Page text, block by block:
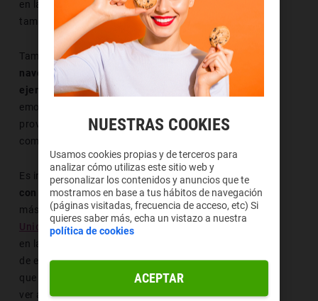
en la que lo vemos. Además, el S.O. que tengamos
también repercute en esto.
Tampoco pasa desapercibido el hecho de que
navegador y nuestro sistema operativo también
ejercen su influencia
, todo esto sin olvidar que este
emoticono está codificado en Unicode y ese aspecto
provoca que pueda ser identificado por las
computadoras.
Es inevitable que símbolos como elemoji de la cara
con monóculonos resulten curiosos y queramos tener
más información sobre ellos. En la web oficial de
Unicodepodremos ver todas y cada una de las formas
en las que podemos reproducir a este emoji y al resto
de emoticonos. Seguidamente, se muestra una tabla
que revela todas las versiones bajo las que podemos
ver a este símbolo.
NUESTRAS COOKIES
Usamos cookies propias y de terceros para
analizar cómo utilizas este sitio web y
personalizar los contenidos y anuncios que te
mostramos en base a tus hábitos de navegación
(páginas visitadas, frecuencia de acceso, etc) Si
quieres saber más, echa un vistazo a nuestra
política de cookies
ACEPTAR